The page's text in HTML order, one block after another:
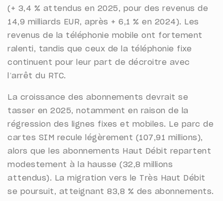
(+ 3,4 % attendus en 2025, pour des revenus de
14,9 milliards EUR, après + 6,1 % en 2024). Les
revenus de la téléphonie mobile ont fortement
ralenti, tandis que ceux de la téléphonie fixe
continuent pour leur part de décroitre avec
l’arrêt du RTC.
La croissance des abonnements devrait se
tasser en 2025, notamment en raison de la
régression des lignes fixes et mobiles. Le parc de
cartes SIM recule légèrement (107,91 millions),
alors que les abonnements Haut Débit repartent
modestement à la hausse (32,8 millions
attendus). La migration vers le Très Haut Débit
se poursuit, atteignant 83,8 % des abonnements.